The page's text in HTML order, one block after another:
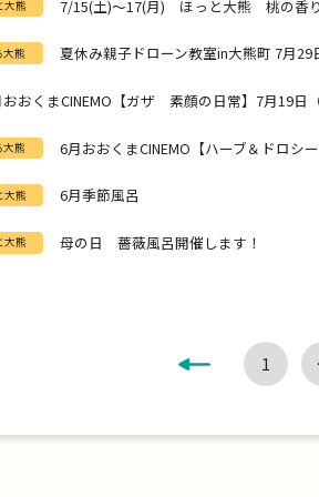
大熊 7/15(土)～17(月) ほっと大熊 桃の香
熊 夏休み親子ドローン教室in大熊町 7月29
おくまCINEMO【ガザ 素顔の日常】7月19日
熊 6月おおくまCINEMO【ハーブ＆ドロシ
大熊 6月季節風呂
大熊 母の日 薔薇風呂開催します！
1